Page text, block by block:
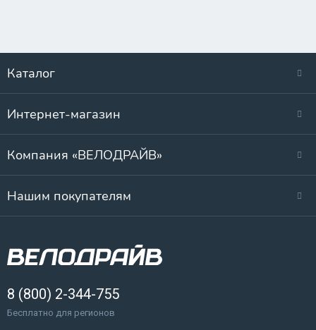
Каталог
Интернет-магазин
Компания «ВЕЛОДРАЙВ»
Нашим покупателям
8 (800) 2-344-755
Бесплатно для регионов